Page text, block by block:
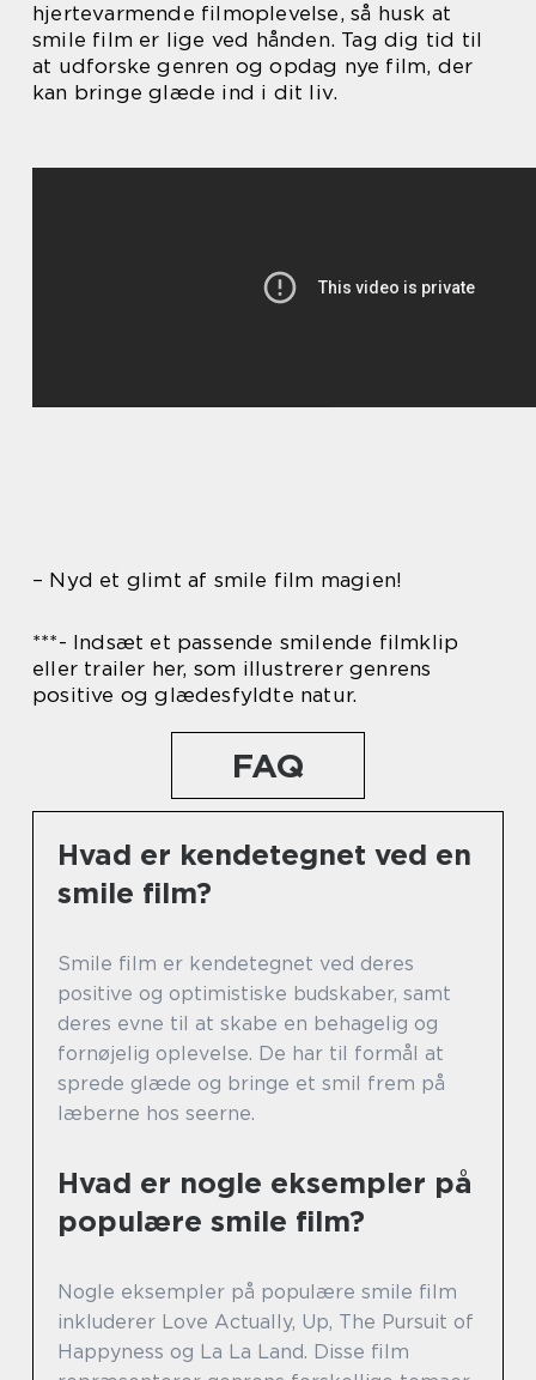
hjertevarmende filmoplevelse, så husk at
smile film er lige ved hånden. Tag dig tid til
at udforske genren og opdag nye film, der
kan bringe glæde ind i dit liv.
– Nyd et glimt af smile film magien!
***- Indsæt et passende smilende filmklip
eller trailer her, som illustrerer genrens
positive og glædesfyldte natur.
FAQ
Hvad er kendetegnet ved en
smile film?
Smile film er kendetegnet ved deres
positive og optimistiske budskaber, samt
deres evne til at skabe en behagelig og
fornøjelig oplevelse. De har til formål at
sprede glæde og bringe et smil frem på
læberne hos seerne.
Hvad er nogle eksempler på
populære smile film?
Nogle eksempler på populære smile film
inkluderer Love Actually, Up, The Pursuit of
Happyness og La La Land. Disse film